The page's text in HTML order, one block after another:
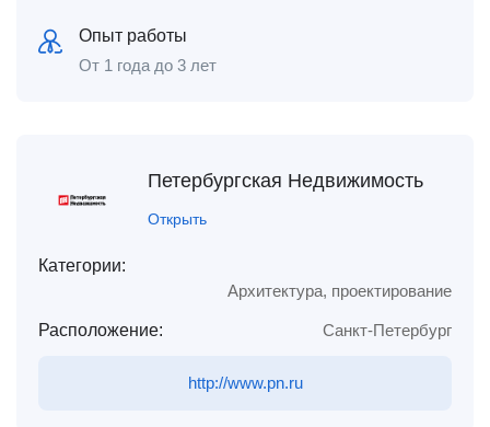
Опыт работы
От 1 года до 3 лет
Петербургская Недвижимость
Открыть
Категории:
Архитектура, проектирование
Расположение: Санкт-Петербург
http://www.pn.ru